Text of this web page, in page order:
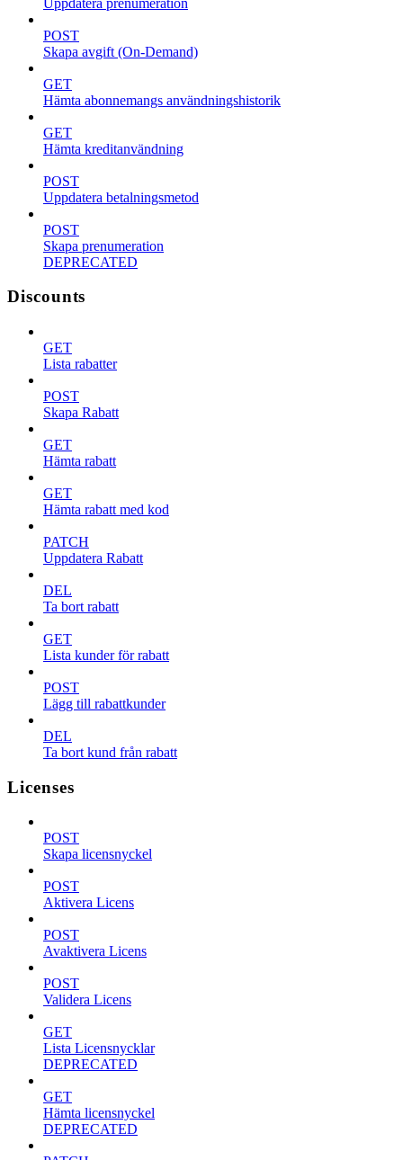
POST
Skapa avgift (On-Demand)
GET
Hämta abonnemangs användningshistorik
GET
Hämta kreditanvändning
POST
Uppdatera betalningsmetod
POST
Skapa prenumeration
DEPRECATED
Discounts
GET
Lista rabatter
POST
Skapa Rabatt
GET
Hämta rabatt
GET
Hämta rabatt med kod
PATCH
Uppdatera Rabatt
DEL
Ta bort rabatt
GET
Lista kunder för rabatt
POST
Lägg till rabattkunder
DEL
Ta bort kund från rabatt
Licenses
POST
Skapa licensnyckel
POST
Aktivera Licens
POST
Avaktivera Licens
POST
Validera Licens
GET
Lista Licensnycklar
DEPRECATED
GET
Hämta licensnyckel
DEPRECATED